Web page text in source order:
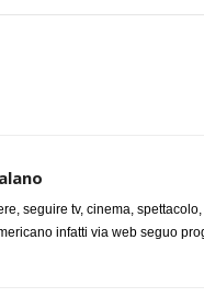
seguire tv, cinema,
infatti via web seguo